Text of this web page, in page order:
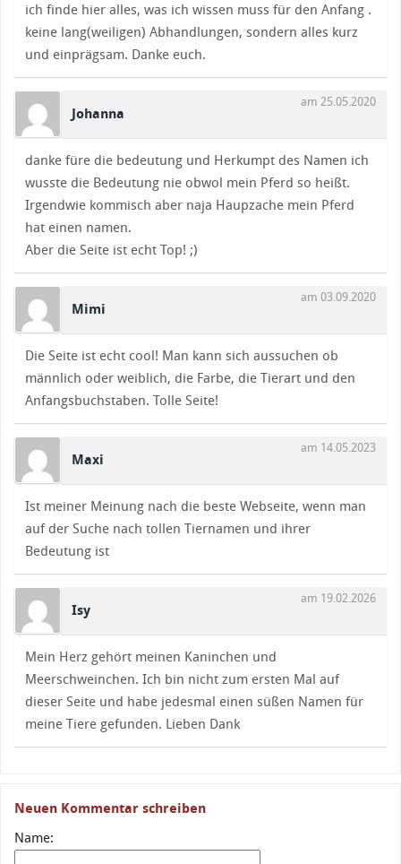
ich finde hier alles, was ich wissen muss für den Anfang .
keine lang(weiligen) Abhandlungen, sondern alles kurz
und einprägsam. Danke euch.
Johanna
am 25.05.2020
danke füre die bedeutung und Herkumpt des Namen ich
wusste die Bedeutung nie obwol mein Pferd so heißt.
Irgendwie kommisch aber naja Haupzache mein Pferd
hat einen namen.
Aber die Seite ist echt Top! ;)
Mimi
am 03.09.2020
Die Seite ist echt cool! Man kann sich aussuchen ob
männlich oder weiblich, die Farbe, die Tierart und den
Anfangsbuchstaben. Tolle Seite!
Maxi
am 14.05.2023
Ist meiner Meinung nach die beste Webseite, wenn man
auf der Suche nach tollen Tiernamen und ihrer
Bedeutung ist
Isy
am 19.02.2026
Mein Herz gehört meinen Kaninchen und
Meerschweinchen. Ich bin nicht zum ersten Mal auf
dieser Seite und habe jedesmal einen süßen Namen für
meine Tiere gefunden. Lieben Dank
Neuen Kommentar schreiben
Name: